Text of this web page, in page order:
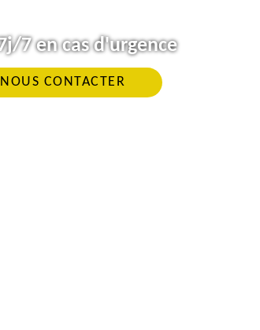
7 en cas d'urgence
NOUS CONTACTER